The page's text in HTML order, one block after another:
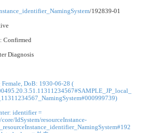
/192839-01
: Confirmed
Diagnosis
DoB: 1930-06-28 (
identifier =
IdSystem/resourceInstance-